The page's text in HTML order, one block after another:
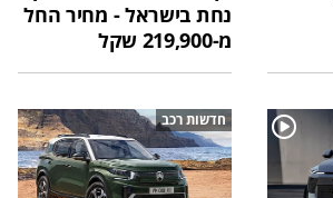
נחת בישראל - מחיר החל
מ-219,900 שקל
חדשות רכב